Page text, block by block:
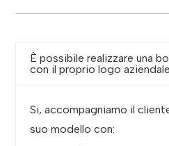
È possibile realizzare una
con il proprio logo
Si, accompagniamo il
suo modello con: